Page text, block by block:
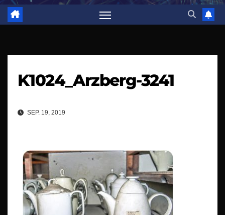
K1024_Arzberg-3241
SEP. 19, 2019